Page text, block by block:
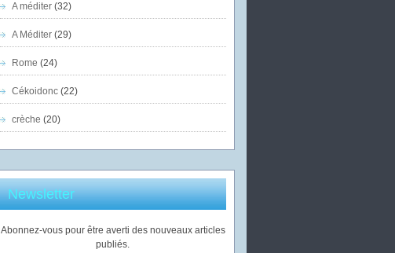
A méditer(32)
A Méditer(29)
Rome (24)
Cékoidonc(22)
crèche (20)
Newsletter
Abonnez-vous pour être averti des nouveaux articles
publiés.